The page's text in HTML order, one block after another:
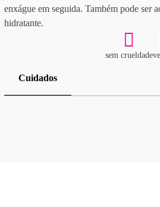
enxágue em seguida. Também pode ser
hidratante.
sem crueldade
Cuidados